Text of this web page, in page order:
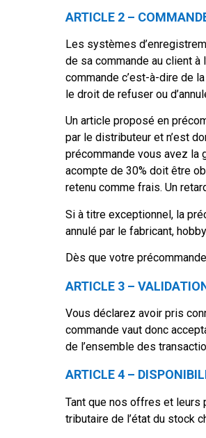
ARTICLE 2 –
Les systèmes
de sa commande au client à
commande c’est-à-dire de
le droit de refuser ou
Un article proposé en
par le distributeur et n’est
précommande vous avez la
acompte de 30% doit être
retenu comme frais. Un
Si à titre exceptionnel, la
annulé par le fabricant,
Dès que votre
ARTICLE 3 –
Vous déclarez avoir pris
commande vaut donc
de l’ensemble des
ARTICLE 4 –
Tant que nos offres et
tributaire de l’état du stock